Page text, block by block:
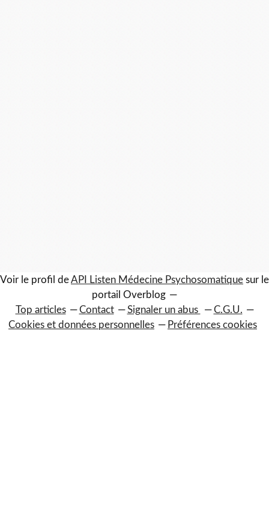
Voir le profil deAPI Listen Médecine Psychosomatique sur le
portail Overblog
Top articles
Contact Signaler un abus
C.G.U.
Cookies et données personnelles
Préférences cookies